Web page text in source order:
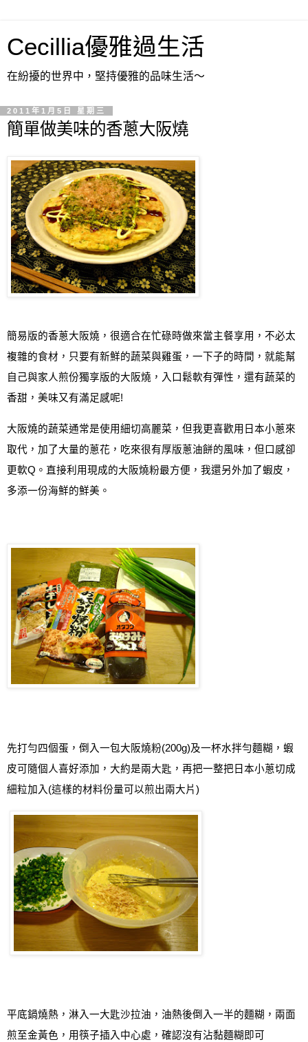
Cecillia優雅過生活
在紛擾的世界中，堅持優雅的品味生活～
2011年1月5日 星期三
簡單做美味的香蔥大阪燒
簡易版的香蔥大阪燒 ， 很適合在忙碌時做來當主餐享用，不必太
複雜的食材，只要有新鮮的蔬菜與雞蛋，一下子的時間，就能幫
自己與家人煎份獨享版的大阪燒，入口鬆軟有彈性 ， 還有蔬菜的
香甜 ， 美味又有滿足感呢!
大阪燒的蔬菜通常是使用細切高麗菜，但我更喜歡用日本小蔥來
取代，加了大量的蔥花，吃來很有厚版蔥油餅的風味，但口感卻
更軟Q 。直接利用現成的大阪燒粉最方便，我還另外加了蝦皮，
多添一份海鮮的鮮美。
先打勻四個蛋，倒入一包大阪燒粉(200g)及一杯水拌勻麵糊，蝦
皮可隨個人喜好添加，大約是兩大匙，再把一整把日本小蔥切成
細粒加入 (這樣的材料份量可以煎出兩大片)
平底鍋燒熱，淋入一大匙沙拉油，油熱後倒入一半的麵糊，兩面
煎至金黃色，用筷子插入中心處，確認沒有沾黏麵糊即可